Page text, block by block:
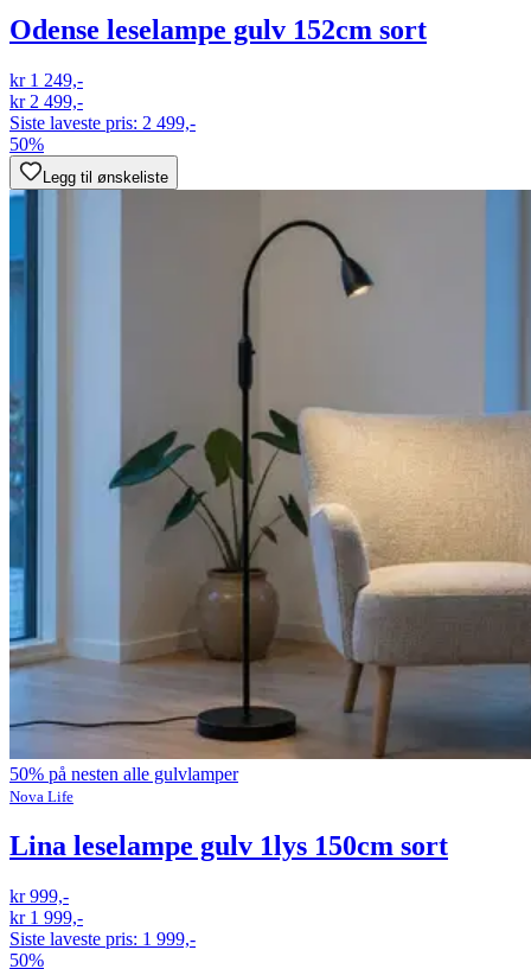
Odense leselampe gulv 152cm sort
kr 1 249,-
kr 2 499,-
Siste laveste pris: 2 499,-
50%
Legg til ønskeliste
50% på nesten alle gulvlamper
Nova Life
Lina leselampe gulv 1lys 150cm sort
kr 999,-
kr 1 999,-
Siste laveste pris: 1 999,-
50%